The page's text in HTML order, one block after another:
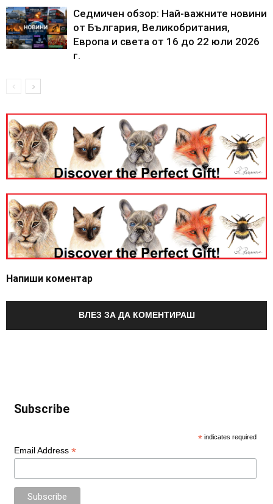
Седмичен обзор: Най-важните новини
от България, Великобритания,
Европа и света от 16 до 22 юли 2026
г.
Напиши коментар
ВЛЕЗ ЗА ДА КОМЕНТИРАШ
Subscribe
* indicates required
Email Address *